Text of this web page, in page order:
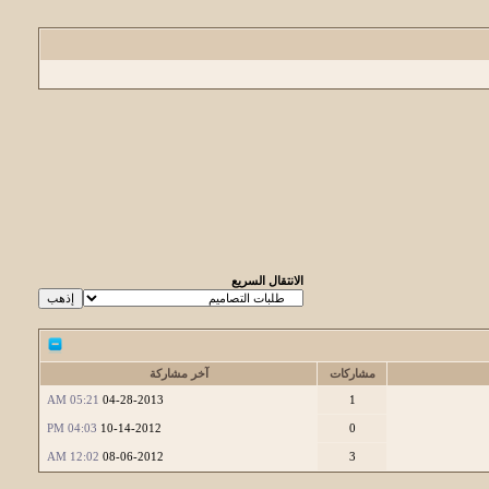
الانتقال السريع
مشاركات
آخر مشاركة
1
04-28-2013
05:21 AM
0
10-14-2012
04:03 PM
3
08-06-2012
12:02 AM